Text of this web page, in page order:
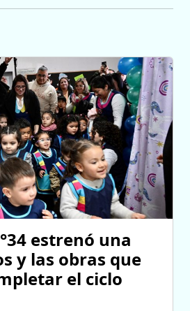
estrenó una
y las obras que
el ciclo